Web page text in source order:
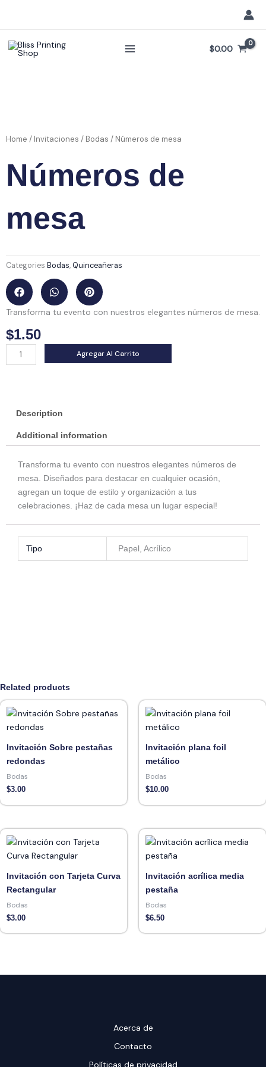
$0.00
Home / Invitaciones / Bodas / Números de mesa
Números de
mesa
Categories Bodas, Quinceañeras
Transforma tu evento con nuestros elegantes números de mesa.
$1.50
Números
de
Agregar Al Carrito
Description
Additional information
Transforma tu evento con nuestros elegantes números de
mesa. Diseñados para destacar en cualquier ocasión,
agregan un toque de estilo y organización a tus
celebraciones. ¡Haz de cada mesa un lugar especial!
Tipo Papel, Acrílico
Related products
Invitación Sobre pestañas
redondas
Bodas
$3.00
Invitación plana foil
metálico
Bodas
$10.00
Invitación con Tarjeta Curva
Rectangular
Bodas
$3.00
Invitación acrílica media
pestaña
Bodas
$6.50
Acerca de
Contacto
Políticas de privacidad